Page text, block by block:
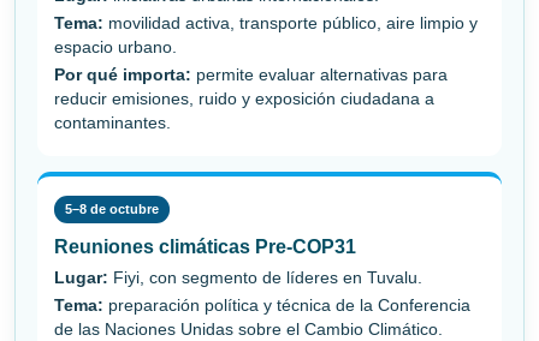
Tema: movilidad activa, transporte público, aire limpio y
espacio urbano.
Por qué importa: permite evaluar alternativas para
reducir emisiones, ruido y exposición ciudadana a
contaminantes.
5–8 de octubre
Reuniones climáticas Pre-COP31
Lugar: Fiyi, con segmento de líderes en Tuvalu.
Tema: preparación política y técnica de la Conferencia
de las Naciones Unidas sobre el Cambio Climático.